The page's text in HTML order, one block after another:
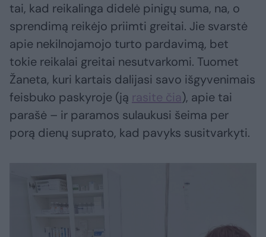
tai, kad reikalinga didelė pinigų suma, na, o
sprendimą reikėjo priimti greitai. Jie svarstė
apie nekilnojamojo turto pardavimą, bet
tokie reikalai greitai nesutvarkomi. Tuomet
Žaneta, kuri kartais dalijasi savo išgyvenimais
feisbuko paskyroje (ją rasite čia), apie tai
parašė – ir paramos sulaukusi šeima per
porą dienų suprato, kad pavyks susitvarkyti.